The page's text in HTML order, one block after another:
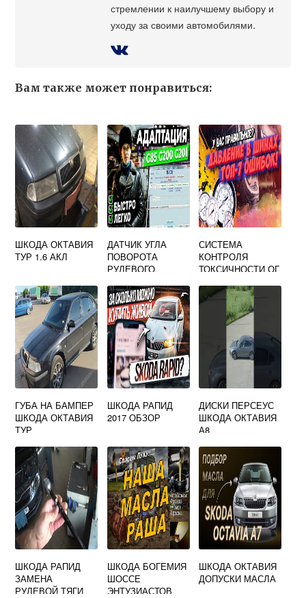
стремлении к наилучшему выбору и
уходу за своими автомобилями.
Вам также может понравиться:
ШКОДА ОКТАВИЯ
ТУР 1.6 АКЛ
ДАТЧИК УГЛА
ПОВОРОТА
РУЛЕВОГО
ОКТАВИЯ А7
СИСТЕМА
КОНТРОЛЯ
ТОКСИЧНОСТИ ОГ
ЧТО ДЕЛАТЬ
ГУБА НА БАМПЕР
ШКОДА ОКТАВИЯ
ТУР
ШКОДА РАПИД
2017 ОБЗОР
ДИСКИ ПЕРСЕУС
ШКОДА ОКТАВИЯ
А8
ШКОДА РАПИД
ЗАМЕНА
РУЛЕВОЙ ТЯГИ
ШКОДА БОГЕМИЯ
ШОССЕ
ЭНТУЗИАСТОВ
ШКОДА ОКТАВИЯ
ДОПУСКИ МАСЛА